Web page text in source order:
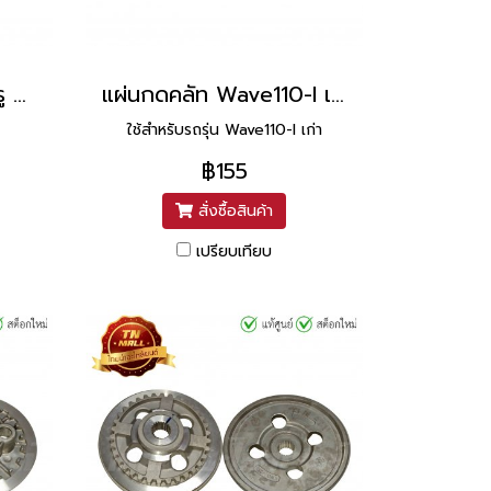
ชามคลัท Wave125 6 รู ยี่ห้อ Washi แผ่นกดคลัท Wave110-I เก่า 4 ขา แท้ศูนย์ ยี่ห้อ Honda
ใช้สำหรับรถรุ่น Wave110-I เก่า
฿155
สั่งซื้อสินค้า
เปรียบเทียบ